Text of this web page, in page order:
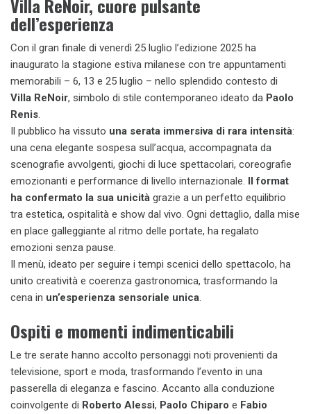
Villa ReNoir, cuore pulsante
dell’esperienza
Con il gran finale di venerdì 25 luglio l’edizione 2025 ha
inaugurato la stagione estiva milanese con tre appuntamenti
memorabili – 6, 13 e 25 luglio – nello splendido contesto di
Villa ReNoir, simbolo di stile contemporaneo ideato da Paolo
Renis.
Il pubblico ha vissuto una serata immersiva di rara intensità:
una cena elegante sospesa sull’acqua, accompagnata da
scenografie avvolgenti, giochi di luce spettacolari, coreografie
emozionanti e performance di livello internazionale. Il format
ha confermato la sua unicità grazie a un perfetto equilibrio
tra estetica, ospitalità e show dal vivo. Ogni dettaglio, dalla mise
en place galleggiante al ritmo delle portate, ha regalato
emozioni senza pause.
Il menù, ideato per seguire i tempi scenici dello spettacolo, ha
unito creatività e coerenza gastronomica, trasformando la
cena in un’esperienza sensoriale unica.
Ospiti e momenti indimenticabili
Le tre serate hanno accolto personaggi noti provenienti da
televisione, sport e moda, trasformando l’evento in una
passerella di eleganza e fascino. Accanto alla conduzione
coinvolgente di Roberto Alessi, Paolo Chiparo e Fabio